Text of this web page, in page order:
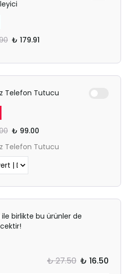
₺ 179.91
Telefon Tutucu
₺ 99.00
Telefon Tutucu
birlikte bu ürünler de
₺ 27.50 ₺ 16.50